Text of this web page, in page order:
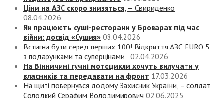
Ціни на АЗС скоро знизяться, – Свириденко
08.04.2026
Як працюють суші-ресторани у Броварах під час
війни: досвід «Сушия» 08.04.2026
Встигни бути серед перших 100! Відкриття АЗС EURO 5
з подарунками та суперцінами
02.04.2026
На Вінничині гучні мотоцикли хочуть вилучати у
власників та передавати на фронт 17.03.2026
На щиті повернувся додому Захисник України, – солдат
Солодкий Серафим Володимирович 02.06.2025